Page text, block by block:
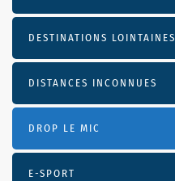
DESTINATIONS LOINTAINES
DISTANCES INCONNUES
DROP LE MIC
E-SPORT